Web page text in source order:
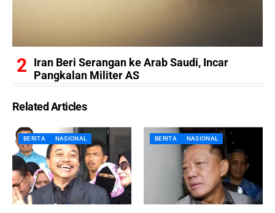
Iran Beri Serangan ke Arab Saudi, Incar
Pangkalan Militer AS
Related Articles
BERITA NASIONAL BERITA NASIONAL